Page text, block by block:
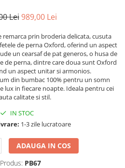
2
Cu
Regal,
Size
Lei 989,00 Lei
remarca prin broderia delicata, cusuta
de perna Oxford, oferind un aspect
un cearsaf de pat generos, o husa de
de perna, dintre care doua sunt Oxford
un aspect unitar si armonios.
din bumbac 100% pentru un somn
lux in fiecare noapte. Ideala pentru cei
calitate si stil.
IN STOC
1-3 zile lucratoare
ADAUGA IN COS
PB67